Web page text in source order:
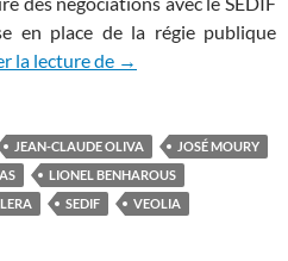
en place de la régie publique
la lecture de Ouverture des
→
JEAN-CLAUDE OLIVA
JOSÉ MOURY
LIONEL BENHAROUS
SEDIF VEOLIA